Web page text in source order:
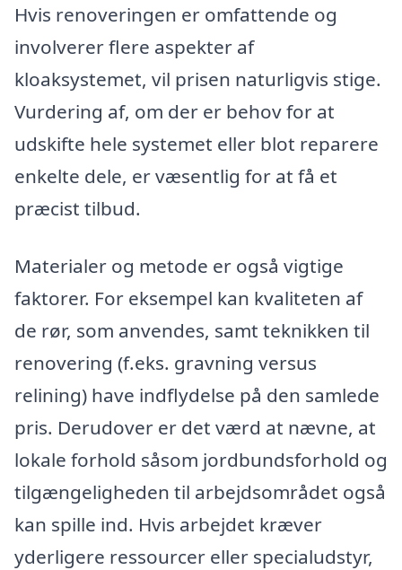
Hvis renoveringen er omfattende og
involverer flere aspekter af
kloaksystemet, vil prisen naturligvis stige.
Vurdering af, om der er behov for at
udskifte hele systemet eller blot reparere
enkelte dele, er væsentlig for at få et
præcist tilbud.
Materialer og metode er også vigtige
faktorer. For eksempel kan kvaliteten af
de rør, som anvendes, samt teknikken til
renovering (f.eks. gravning versus
relining) have indflydelse på den samlede
pris. Derudover er det værd at nævne, at
lokale forhold såsom jordbundsforhold og
tilgængeligheden til arbejdsområdet også
kan spille ind. Hvis arbejdet kræver
yderligere ressourcer eller specialudstyr,